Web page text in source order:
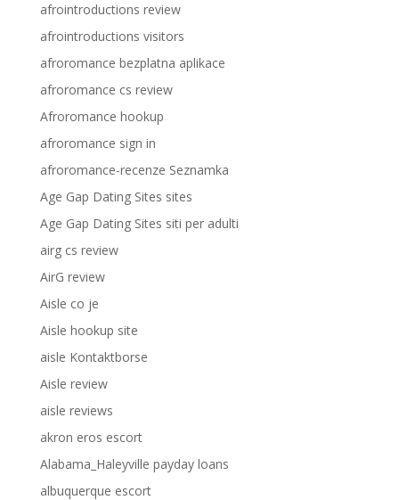
afrointroductions review
afrointroductions visitors
afroromance bezplatna aplikace
afroromance cs review
Afroromance hookup
afroromance sign in
afroromance-recenze Seznamka
Age Gap Dating Sites sites
Age Gap Dating Sites siti per adulti
airg cs review
AirG review
Aisle co je
Aisle hookup site
aisle Kontaktborse
Aisle review
aisle reviews
akron eros escort
Alabama_Haleyville payday loans
albuquerque escort